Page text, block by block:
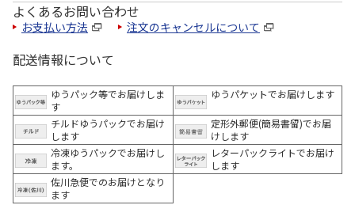
よくあるお問い合わせ
お支払い方法 注文のキャンセルについて
配送情報について
ゆうパック等でお届けしま
す
ゆうパケットでお届けします
チルドゆうパックでお届け
します
定形外郵便(簡易書留)でお届
けします
冷凍ゆうパックでお届けし
ます。
レターパックライトでお届け
します
佐川急便でのお届けとなり
ます